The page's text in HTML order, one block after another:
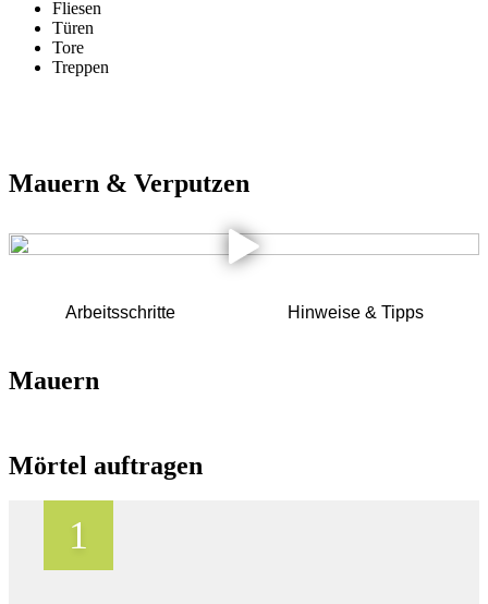
Fliesen
Türen
Tore
Treppen
Mauern & Verputzen
Arbeitsschritte Hinweise & Tipps
Mauern
Mörtel auftragen